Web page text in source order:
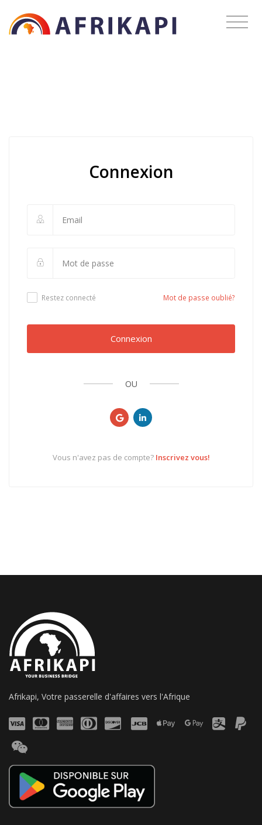
Connexion
Restez connecté Mot de passe oublié?
Connexion
OU
Vous n'avez pas de compte? Inscrivez vous!
Afrikapi, Votre passerelle d'affaires vers l'Afrique